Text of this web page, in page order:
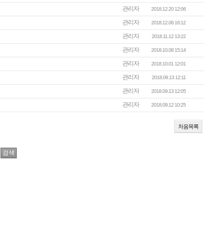
관리자 2018.12.20 12:06
관리자 2018.12.06 16:12
관리자 2018.11.12 13:22
관리자 2018.10.08 15:14
관리자 2018.10.01 12:01
관리자 2018.09.13 12:11
관리자 2018.09.13 12:05
관리자 2018.09.12 10:25
처음목록